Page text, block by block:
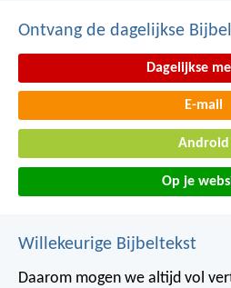
Ontvang de dagelijkse
Dagelijkse
E-mail
Android
Op je
Willekeurige Bijbeltekst
Daarom mogen we altijd vol